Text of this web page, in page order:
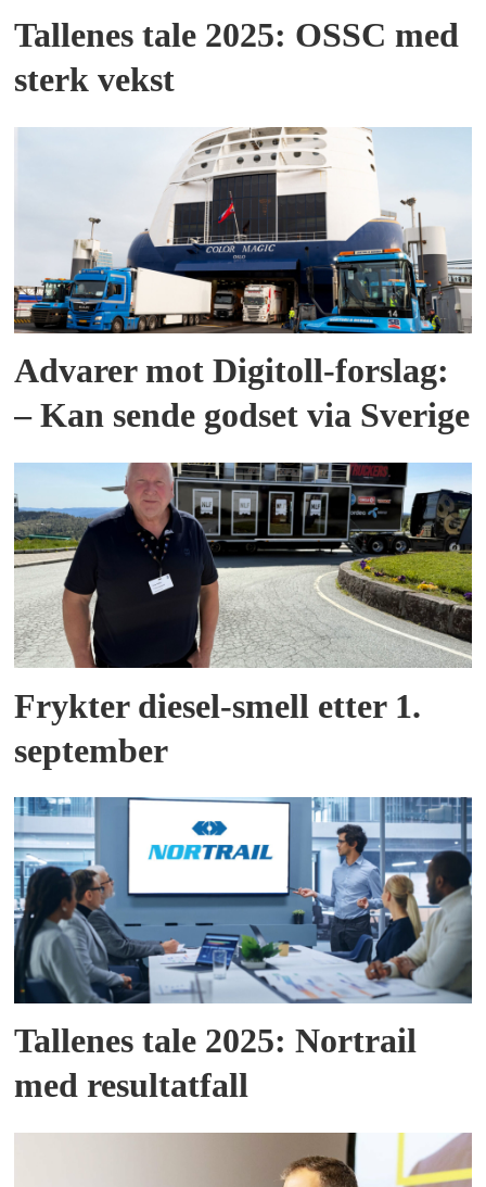
Tallenes tale 2025: OSSC med
sterk vekst
Advarer mot Digitoll-forslag:
– Kan sende godset via Sverige
Frykter diesel-smell etter 1.
september
Tallenes tale 2025: Nortrail
med resultatfall